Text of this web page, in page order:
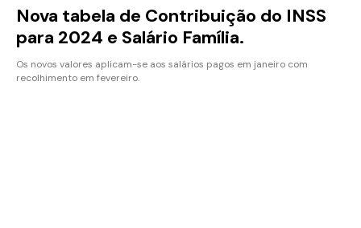
Nova tabela de Contribuição do INSS
para 2024 e Salário Família.
Os novos valores aplicam-se aos salários pagos em janeiro com
recolhimento em fevereiro.